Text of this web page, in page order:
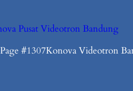
Pusat Videotron Bandung
#1307Konova Videotron